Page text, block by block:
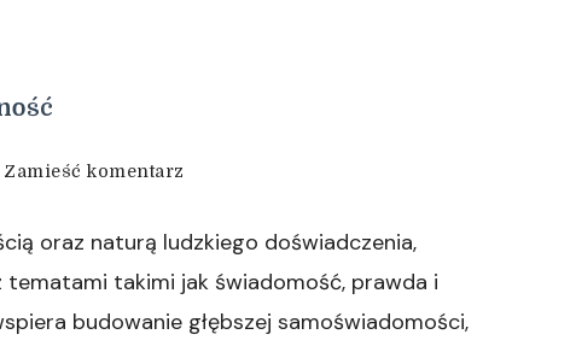
Zamieść komentarz
i
świadoma
obecność
oraz naturą ludzkiego doświadczenia,
tematami takimi jak świadomość, prawda i
budowanie głębszej samoświadomości,